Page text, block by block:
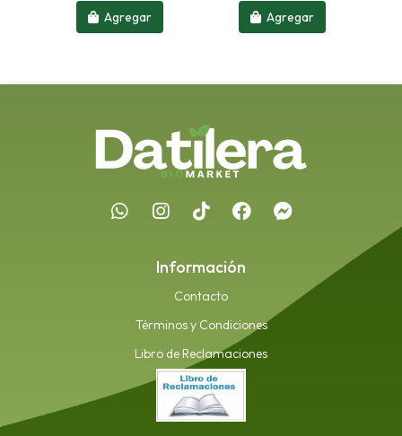
Agregar Agregar
Información
Contacto
Términos y Condiciones
Libro de Reclamaciones